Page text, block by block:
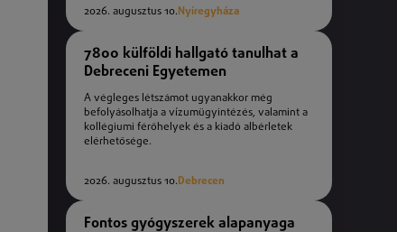
2026. augusztus 10. Nyíregyháza
7800 külföldi hallgató tanulhat a
Debreceni Egyetemen
A végleges létszámot ugyanakkor még
befolyásolhatja a vízumügyintézés, valamint a
kollégiumi férőhelyek és a kiadó albérletek
elérhetősége.
2026. augusztus 10.Debrecen
Fontos gyógyszerek alapanyaga